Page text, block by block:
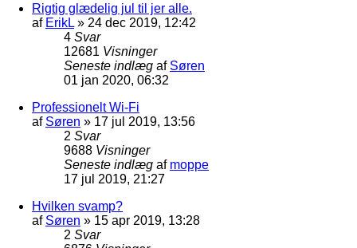
Rigtig glædelig jul til jer alle.
af ErikL » 24 dec 2019, 12:42
4 Svar
12681 Visninger
Seneste indlæg af Søren
01 jan 2020, 06:32
Professionelt Wi-Fi
af Søren » 17 jul 2019, 13:56
2 Svar
9688 Visninger
Seneste indlæg af moppe
17 jul 2019, 21:27
Hvilken svamp?
af Søren » 15 apr 2019, 13:28
2 Svar